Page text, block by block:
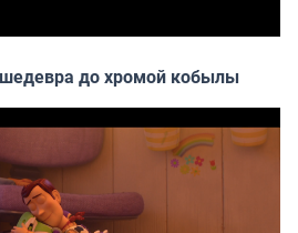
до хромой кобылы